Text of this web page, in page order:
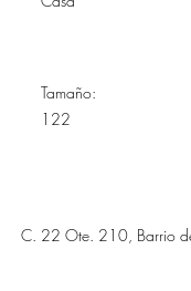
Tamaño:
122
C. 22 Ote. 210, Barrio